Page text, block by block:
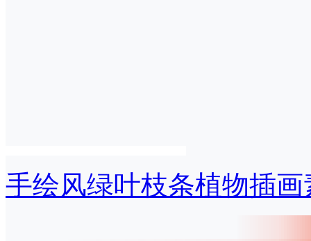
手绘风绿叶枝条植物插画